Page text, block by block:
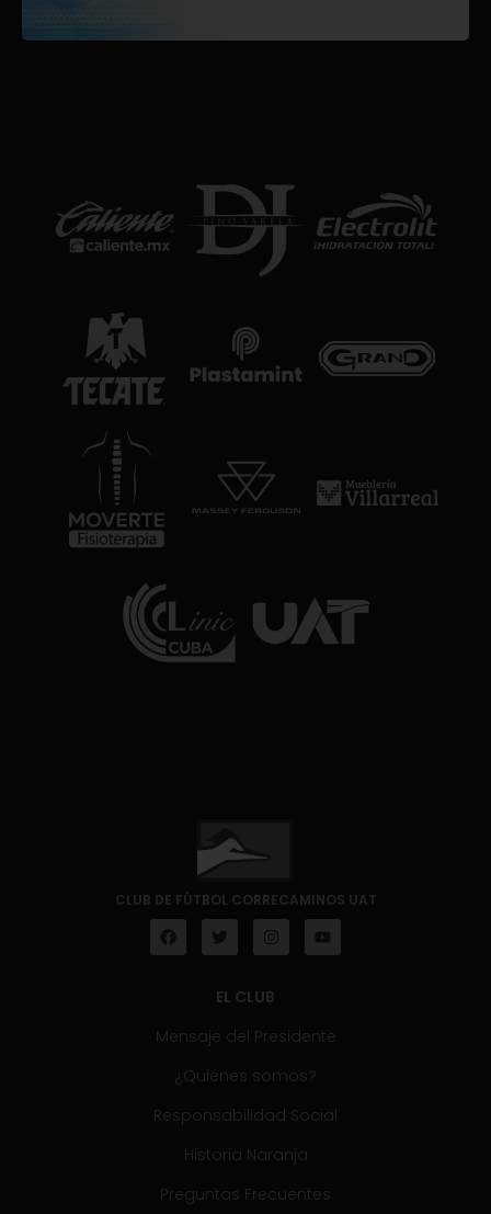
CLUB DE FÚTBOL CORRECAMINOS UAT
EL CLUB
Mensaje del Presidente
¿Quiénes somos?
Responsabilidad Social
Historia Naranja
Preguntas Frecuentes